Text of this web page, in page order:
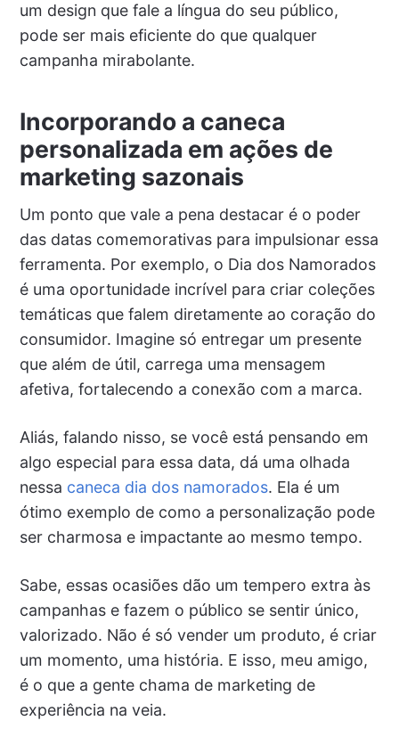
um design que fale a língua do seu público,
pode ser mais eficiente do que qualquer
campanha mirabolante.
Incorporando a caneca
personalizada em ações de
marketing sazonais
Um ponto que vale a pena destacar é o poder
das datas comemorativas para impulsionar essa
ferramenta. Por exemplo, o Dia dos Namorados
é uma oportunidade incrível para criar coleções
temáticas que falem diretamente ao coração do
consumidor. Imagine só entregar um presente
que além de útil, carrega uma mensagem
afetiva, fortalecendo a conexão com a marca.
Aliás, falando nisso, se você está pensando em
algo especial para essa data, dá uma olhada
nessa caneca dia dos namorados. Ela é um
ótimo exemplo de como a personalização pode
ser charmosa e impactante ao mesmo tempo.
Sabe, essas ocasiões dão um tempero extra às
campanhas e fazem o público se sentir único,
valorizado. Não é só vender um produto, é criar
um momento, uma história. E isso, meu amigo,
é o que a gente chama de marketing de
experiência na veia.